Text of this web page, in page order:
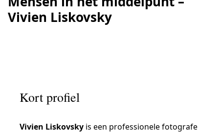
Vivien Liskovsky
Kort profiel
Vivien Liskovsky is een professionele fotografe